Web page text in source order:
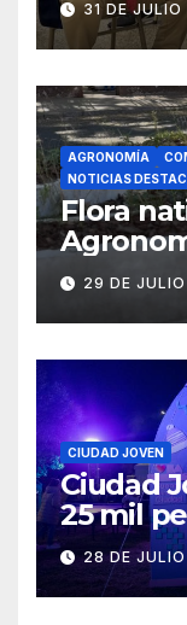
31 DE
AGRONOMÍA
NOTICIAS
Flora
29 DE
CIUDAD JOVEN
Ciudad
25 mil
28 DE